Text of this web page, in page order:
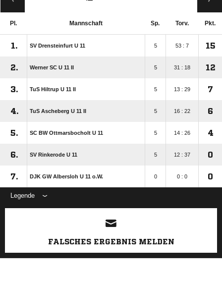
Pl. Mannschaft Sp. Torv. Pkt.
1. SV Drensteinfurt U 11 5 53 : 7 15
2. Werner SC U 11 II 5 31 : 18 12
3. TuS Hiltrup U 11 II 5 13 : 29 7
4. TuS Ascheberg U 11 II 5 16 : 22 6
5. SC BW Ottmarsbocholt U 11 5 14 : 26 4
6. SV Rinkerode U 11 5 12 : 37 0
7. DJK GW Albersloh U 11 o.W. 0 0 : 0 0
Legende
ANZEIGE
FALSCHES ERGEBNIS MELDEN